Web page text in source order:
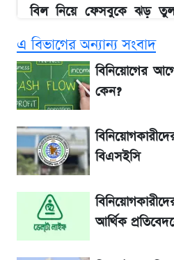
বিল নিয়ে ফেসবুকে ঝড়
লিটনকে নিয়ে টিম
আগামী ৪ দিনের আবহাওয়া
৮ ব্র্যান্ডের ত্বক ফর্সাকারী ক্রিমে
Diego Simeone নতুন
অ্যাটলেটিকো
ভবন নির্মাণে নতুন নিয়ম:
এ বিভাগের অন্যান্য সংবাদ
বিনিয়োগের
কেন?
বিএসইসি
আর্থিক